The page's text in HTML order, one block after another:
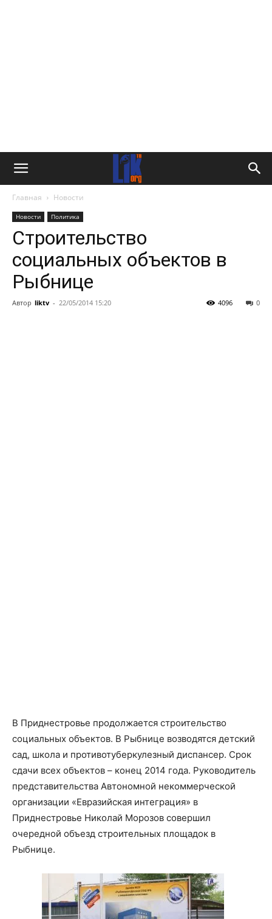
Главная Новости
Новости Политика
Строительство
социальных объектов в
Рыбнице
Автор liktv - 22/05/2014 15:20 0
4096
В Приднестровье продолжается строительство
социальных объектов. В Рыбнице возводятся детский
сад, школа и противотуберкулезный диспансер. Срок
сдачи всех объектов – конец 2014 года. Руководитель
представительства Автономной некоммерческой
организации «Евразийская интеграция» в
Приднестровье Николай Морозов совершил
очередной объезд строительных площадок в
Рыбнице.